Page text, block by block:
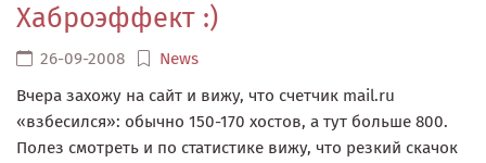
Хаброэффект :)
26-09-2008
News
Вчера захожу на сайт и вижу, что счетчик mail.ru
«взбесился»: обычно 150-170 хостов, а тут больше 800.
Полез смотреть и по статистике вижу, что резкий скачок